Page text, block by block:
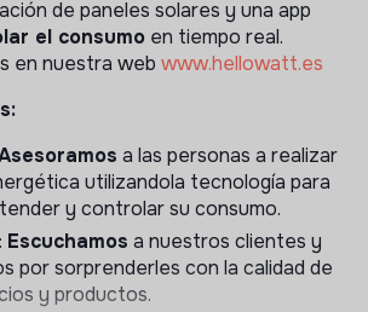
de paneles solares y una app
el consumo en tiempo real.
en nuestra web www.hellowatt.es
a las personas a realizar
utilizandola tecnología para
y controlar su consumo.
: Escuchamos a nuestros clientes y
por sorprenderles con la calidad de
y productos.